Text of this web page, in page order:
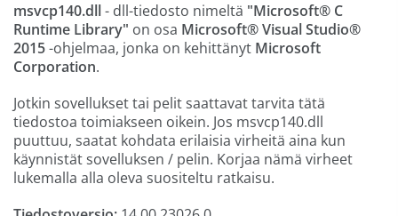
msvcp140.dll- dll-tiedosto nimeltä "Microsoft® C
Runtime Library" on osa Microsoft® Visual Studio®
2015-ohjelmaa, jonka on kehittänyt Microsoft
Corporation.
Jotkin sovellukset tai pelit saattavat tarvita tätä
tiedostoa toimiakseen oikein. Jos msvcp140.dll
puuttuu, saatat kohdata erilaisia ​​virheitä aina kun
käynnistät sovelluksen / pelin. Korjaa nämä virheet
lukemalla alla oleva suositeltu ratkaisu.